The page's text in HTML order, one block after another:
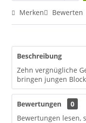
Merken Bewerten
Beschreibung
Zehn vergnügliche
bringen jungen
Bewertungen
0
Bewertungen lesen,